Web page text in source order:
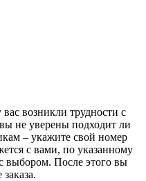
возникли трудности с
не уверены подходит ли
– укажите свой номер
с вами, по указанному
выбором. После этого вы